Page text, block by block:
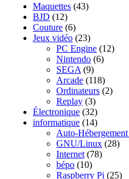
Maquettes (43)
BJD (12)
Couture (6)
Jeux vidéo (23)
PC Engine (12)
Nintendo (6)
SEGA (9)
Arcade (118)
Ordinateurs (2)
Replay (3)
Électronique (32)
informatique (14)
Auto-
GNU/Linux (28)
Internet (78)
bépo (10)
Raspberry Pi (25)